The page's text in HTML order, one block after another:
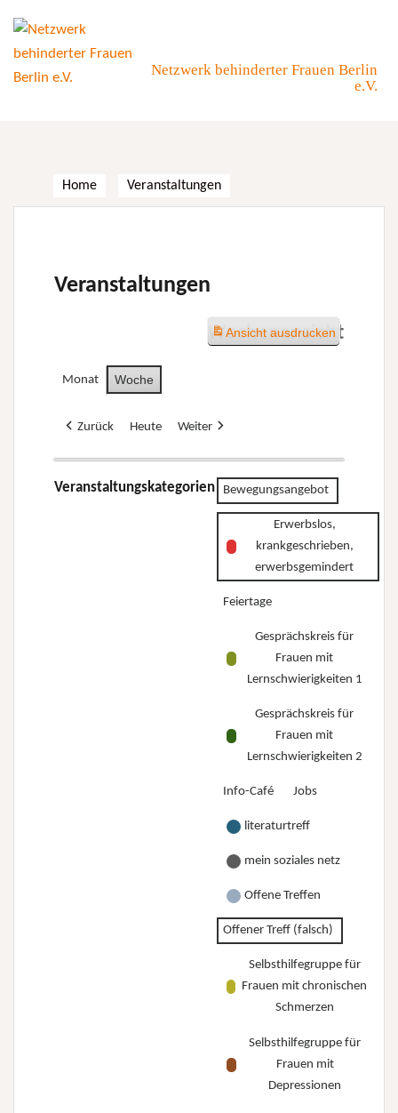
content
Netzwerk behinderter Frauen Berlin
e.V.
Home Veranstaltungen
Veranstaltungen
Wochenansicht
Monat Woche
Zurück Heute Weiter
Veranstaltungskategorien Bewegungsangebot
Erwerbslos,
krankgeschrieben,
erwerbsgemindert
Feiertage
Gesprächskreis für
Frauen mit
Lernschwierigkeiten 1
Gesprächskreis für
Frauen mit
Lernschwierigkeiten 2
Info-Café Jobs
literaturtreff
mein soziales netz
Offene Treffen
Offener Treff (falsch)
Selbsthilfegruppe für
Frauen mit chronischen
Schmerzen
Selbsthilfegruppe für
Frauen mit
Depressionen
Ansichtausdrucken